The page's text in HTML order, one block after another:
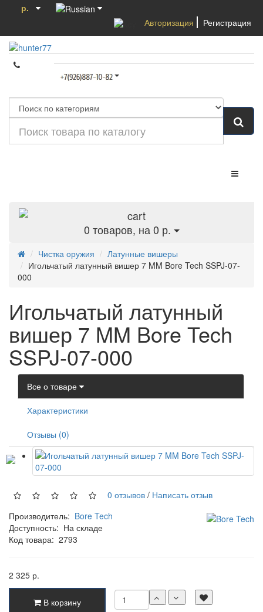
р.
Авторизация
Регистрация
0 товаров, на 0 р.
Чистка оружия
Латунные вишеры
Игольчатый латунный вишер 7 MM Bore Tech SSPJ-07-
000
Игольчатый латунный
вишер 7 MM Bore Tech
SSPJ-07-000
Все о товаре
Характеристики
Отзывы (0)
0 отзывов / Написать отзыв
Производитель: Bore Tech
Доступность: На складе
Код товара: 2793
2 325 р.
В корзину